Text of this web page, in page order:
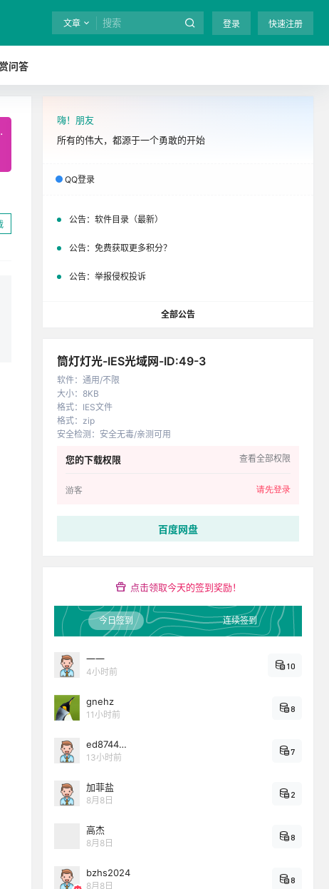
文章 登录 快速注册
问答
. 全站终身免费下载！ 立即开通
嗨！朋友
所有的伟大，都源于一个勇敢的开始
QQ登录
公告： 软件目录（最新）
公告： 免费获取更多积分？
公告： 举报侵权投诉
全部公告
筒灯灯光-IES光域网-ID:49-3
软件： 通用/不限
大小： 8KB
格式： IES文件
格式： zip
安全检测 ： 安全无毒/亲测可用
您的下载权限 查看全部权限
游客 请先登录
百度网盘
点击领取今天的签到奖励！
今日签到 连续签到
一一
4小时前
10
gnehz
11小时前
8
ed8744…
13小时前
7
加菲盐
8月8日
2
高杰
8月8日
8
bzhs2024
8月8日
8